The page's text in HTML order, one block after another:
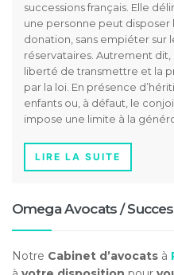
successions français. Elle
une personne peut
donation, sans empiéter sur
réservataires. Autrement dit,
liberté de transmettre et la
par la loi. En présence
enfants ou, à défaut, le
impose une limite à la
LIRE LA SUITE
Omega Avocats /
Notre Cabinet d’avocats à